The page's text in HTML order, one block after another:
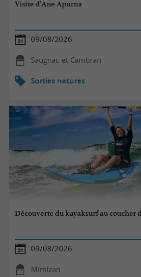
Visite d'Ane Apurna
09/08/2026
Saugnac-et-Cambran
Sorties natures
Découverte du kayaksurf au coucher
09/08/2026
Mimizan